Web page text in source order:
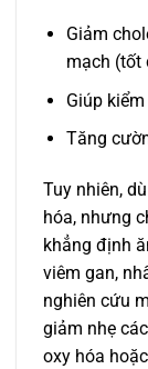
Giảm
mạch (tốt
Giúp
Tăng
Tuy nhiên,
hóa, nhưng
khẳng định
viêm gan,
nghiên cứu
giảm nhẹ
oxy hóa